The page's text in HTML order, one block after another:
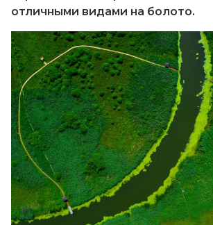
отличными видами на болото.